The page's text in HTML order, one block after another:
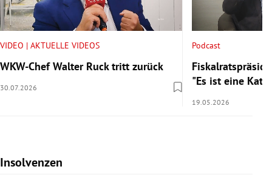
VIDEO | AKTUELLE VIDEOS
WKW-Chef Walter Ruck tritt zurück
30.07.2026
Podcast
"Es ist eine
19.05.2026
Insolvenzen
Slide 1 von 7